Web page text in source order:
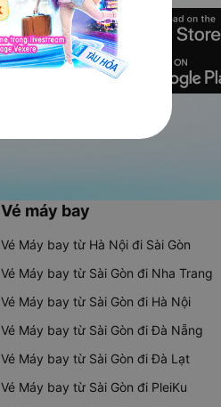
Vé máy bay
Vé Máy bay từ Hà Nội đi Sài Gòn
Vé Máy bay từ Sài Gòn đi Nha Trang
Vé Máy bay từ Sài Gòn đi Hà Nội
Vé Máy bay từ Sài Gòn đi Đà Nẵng
Vé Máy bay từ Sài Gòn đi Đà Lạt
Vé Máy bay từ Sài Gòn đi PleiKu